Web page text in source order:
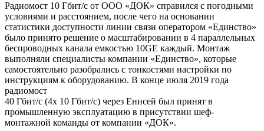
Радиомост 10 Гбит/c от ООО «ДОК» справился с погодными
условиями и расстоянием, после чего на основании
статистики доступности линии связи оператором «Единство»
было принято решение о масштабировании в 4 параллельных
беспроводных канала емкостью 10GE каждый. Монтаж
выполняли специалисты компании «Единство», которые
самостоятельно разобрались с тонкостями настройки по
инструкциям к оборудованию. В конце июля 2019 года
радиомост
40 Гбит/c (4х 10 Гбит/c) через Енисей был принят в
промышленную эксплуатацию в присутствии шеф-
монтажной команды от компании «ДОК».